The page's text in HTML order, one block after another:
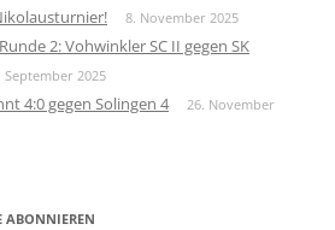
8. November 2025
2: Vohwinkler SC II gegen SK
September 2025
4:0 gegen Solingen 4
26. November
ABONNIEREN